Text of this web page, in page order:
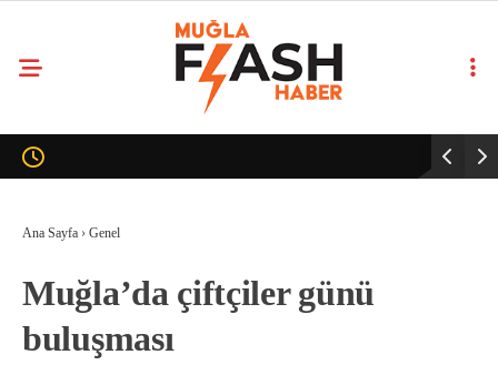
Ana Sayfa › Genel
Muğla’da çiftçiler günü
buluşması